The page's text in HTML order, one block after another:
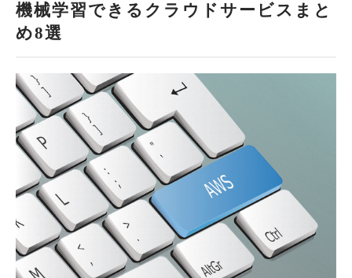
機械学習できるクラウドサービスまと
め8選